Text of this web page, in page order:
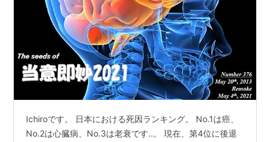
Ichiroです。 日本における死因ランキング。 No.1は癌、
No.2は心臓病、No.3は老衰です..。 現在、第4位に後退